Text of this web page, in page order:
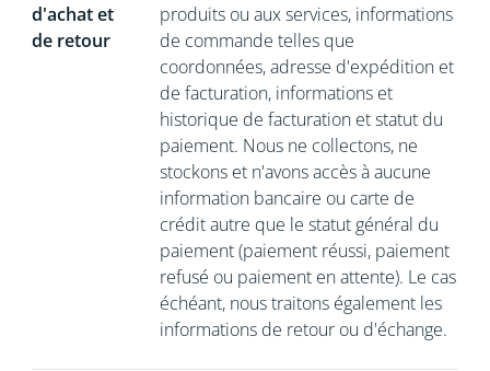
d'achat et
de retour
produits ou aux services, informations
de commande telles que
coordonnées, adresse d'expédition et
de facturation, informations et
historique de facturation et statut du
paiement. Nous ne collectons, ne
stockons et n'avons accès à aucune
information bancaire ou carte de
crédit autre que le statut général du
paiement (paiement réussi, paiement
refusé ou paiement en attente). Le cas
échéant, nous traitons également les
informations de retour ou d'échange.